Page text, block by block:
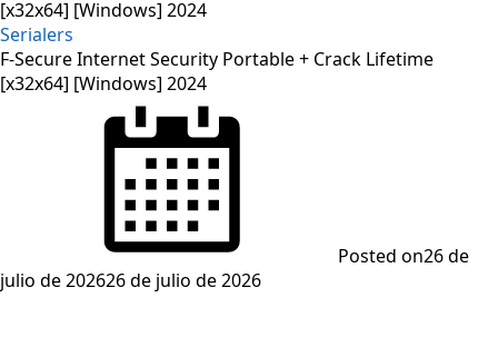
Serialers
F-Secure Internet Security Portable + Crack Lifetime
[x32x64] [Windows] 2024
Posted on26 de
julio de 202626 de julio de 2026